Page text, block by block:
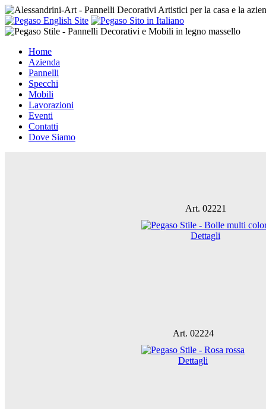
Home
Azienda
Pannelli
Specchi
Mobili
Lavorazioni
Eventi
Contatti
Dove Siamo
Art. 02221
Dettagli
Art. 02224
Dettagli